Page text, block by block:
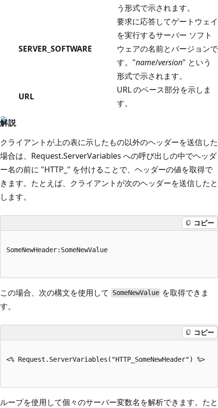
う形式で示されます。
SERVER_SOFTWARE
要求に応答してゲートウェイ
を実行するサーバー ソフト
ウェアの名前とバージョンで
す。"name/version" という
形式で示されます。
URL
URL のベース部分を示しま
す。
解説
クライアントが上の表に示したもの以外のヘッダーを送信した
場合は、Request.ServerVariables への呼び出しの中でヘッダ
ー名の前に "HTTP_" を付けることで、ヘッダーの値を取得で
きます。たとえば、クライアントが次のヘッダーを送信したと
します。
コピー
SomeNewHeader:SomeNewValue
この場合、次の構文を使用して SomeNewValue を取得できま
す。
コピー
<% Request.ServerVariables("HTTP_SomeNewHeader") %>
ループを使用して個々のサーバー変数名を解析できます。たと